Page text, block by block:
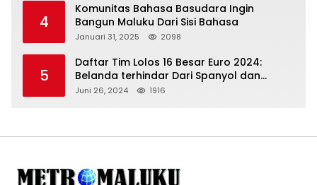
4
Komunitas Bahasa Basudara Ingin
Bangun Maluku Dari Sisi Bahasa
Januari 31, 2025 2098
5
Daftar Tim Lolos 16 Besar Euro 2024:
Belanda terhindar Dari Spanyol dan
Ingriss, Prancis Bertemu Belgia
Juni 26, 2024 1916